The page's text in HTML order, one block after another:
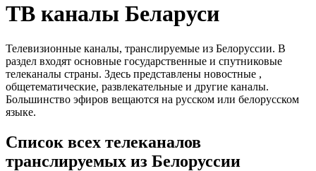
ТВ каналы Беларуси
Телевизионные каналы, транслируемые из Белоруссии. В
раздел входят основные государственные и спутниковые
телеканалы страны. Здесь представлены новостные ,
общетематические, развлекательные и другие каналы.
Большинство эфиров вещаются на русском или белорусском
языке.
Список всех телеканалов
транслируемых из Белоруссии